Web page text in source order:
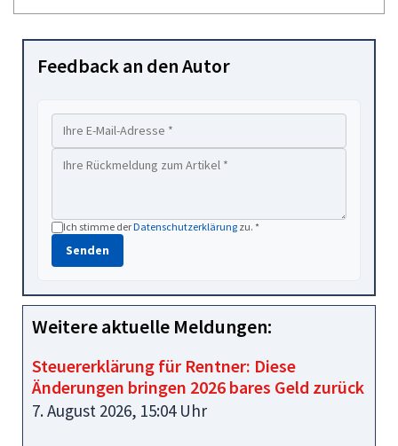
Feedback an den Autor
Ich stimme derDatenschutzerklärung zu. *
Senden
Weitere aktuelle Meldungen:
Steuererklärung für Rentner: Diese
Änderungen bringen 2026 bares Geld zurück
7. August 2026, 15:04 Uhr